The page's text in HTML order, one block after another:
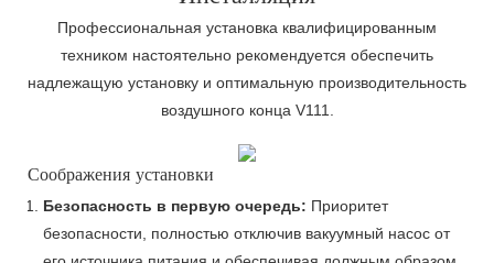
Профессиональная установка квалифицированным
техником настоятельно рекомендуется обеспечить
надлежащую установку и оптимальную производительность
воздушного конца V111.
Соображения установки
Безопасность в первую очередь: Приоритет
безопасности, полностью отключив вакуумный насос от